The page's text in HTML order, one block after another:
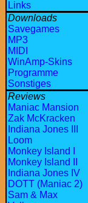
Links
Downloads
Savegames
MP3
MIDI
WinAmp-Skins
Programme
Sonstiges
Reviews
Maniac Mansion
Zak McKracken
Indiana Jones III
Loom
Monkey Island I
Monkey Island II
Indiana Jones IV
DOTT (Maniac 2)
Sam & Max